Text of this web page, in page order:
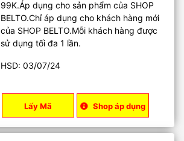
99K.Áp dụng cho sản phẩm của SHOP
BELTO.Chỉ áp dụng cho khách hàng mới
của SHOP BELTO.Mỗi khách hàng được
sử dụng tối đa 1 lần.
HSD: 03/07/24
Lấy Mã Shop áp dụng